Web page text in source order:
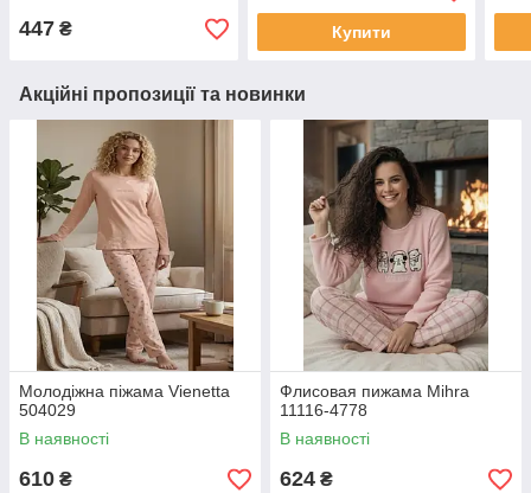
447 ₴ Купити
Акційні пропозиції та новинки
Молодіжна піжама Vienetta
504029
В наявності
610 ₴
Флисовая пижама Mihra
11116-4778
В наявності
624 ₴